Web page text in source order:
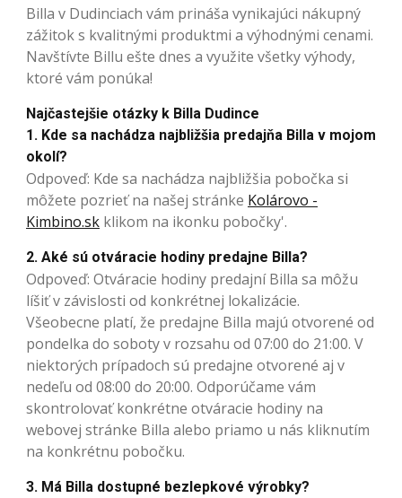
Billa v Dudinciach vám prináša vynikajúci nákupný
zážitok s kvalitnými produktmi a výhodnými cenami.
Navštívte Billu ešte dnes a využite všetky výhody,
ktoré vám ponúka!
Najčastejšie otázky k Billa Dudince
1. Kde sa nachádza najbližšia predajňa Billa v mojom
okolí?
Odpoveď: Kde sa nachádza najbližšia pobočka si
môžete pozrieť na našej stránke Kolárovo -
Kimbino.sk klikom na ikonku pobočky'.
2. Aké sú otváracie hodiny predajne Billa?
Odpoveď: Otváracie hodiny predajní Billa sa môžu
líšiť v závislosti od konkrétnej lokalizácie.
Všeobecne platí, že predajne Billa majú otvorené od
pondelka do soboty v rozsahu od 07:00 do 21:00. V
niektorých prípadoch sú predajne otvorené aj v
nedeľu od 08:00 do 20:00. Odporúčame vám
skontrolovať konkrétne otváracie hodiny na
webovej stránke Billa alebo priamo u nás kliknutím
na konkrétnu pobočku.
3. Má Billa dostupné bezlepkové výrobky?